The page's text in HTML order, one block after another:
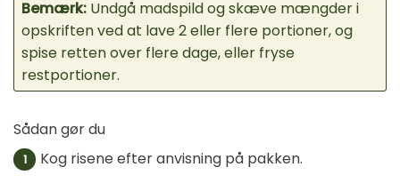
Bemærk: Undgå madspild og skæve mængder i
opskriften ved at lave 2 eller flere portioner, og
spise retten over flere dage, eller fryse
restportioner.
Sådan gør du
1 Kog risene efter anvisning på pakken.